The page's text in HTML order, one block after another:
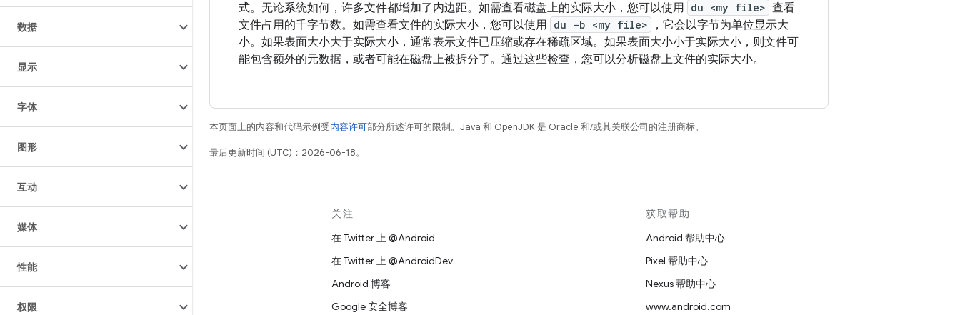
数据
显示
字体
图形
互动
媒体
性能
权限
式。无论系统如何，许多文件都增加了内边距。如需查看磁盘上的实际大小，您可以使用 du <my file> 查看
文件占用的千字节数。如需查看文件的实际大小，您可以使用 du -b <my file>
，它会以字节为单位显示大
小。如果表面大小大于实际大小，通常表示文件已压缩或存在稀疏区域。如果表面大小小于实际大小，则文件可
能包含额外的元数据，或者可能在磁盘上被拆分了。通过这些检查，您可以分析磁盘上文件的实际大小。
本页面上的内容和代码示例受内容许可部分所述许可的限制。Java 和 OpenJDK 是 Oracle 和/或其关联公司的注册商标。
最后更新时间 (UTC)：2026-06-18。
要求
下载
预览二进制文件
关注
在 Twitter 上 @Android
在 Twitter 上 @AndroidDev
Android 博客
Google 安全博客
获取帮助
Android 帮助中心
Pixel 帮助中心
Nexus 帮助中心
www.android.com